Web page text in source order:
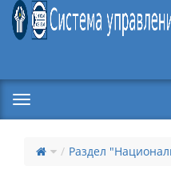
Раздел